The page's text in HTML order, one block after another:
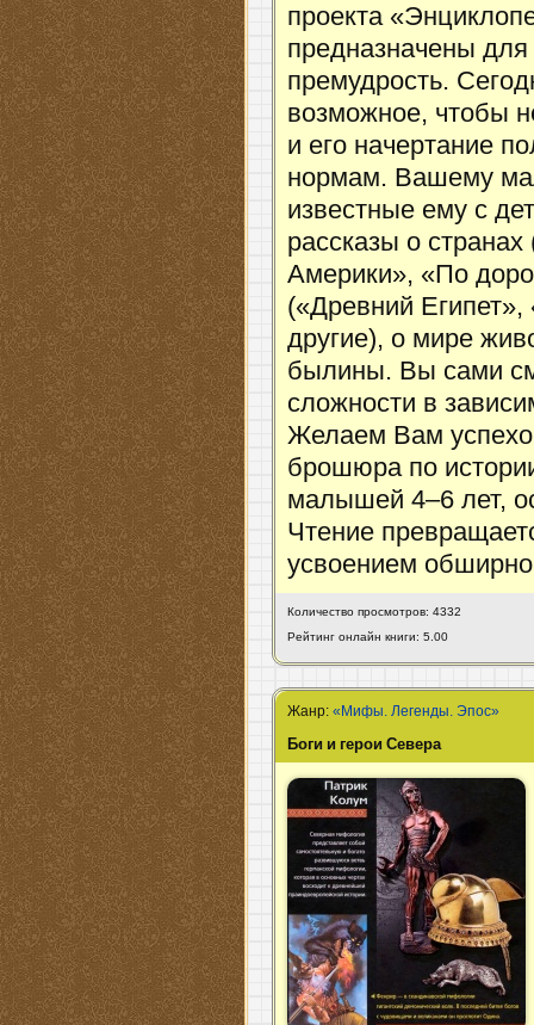
проекта
предназначены
премудрость.
возможное, чтобы
и его начертание
нормам. Вашему
известные ему с
рассказы о
Америки», «По
(«Древний
другие), о мире
былины. Вы сами
сложности в
Желаем Вам
брошюра по
малышей 4–6 лет,
Чтение
усвоением
Количество просмотров: 4332
Рейтинг онлайн книги: 5.00
Жанр:«Мифы. Легенды. Эпос»
Боги и герои Севера